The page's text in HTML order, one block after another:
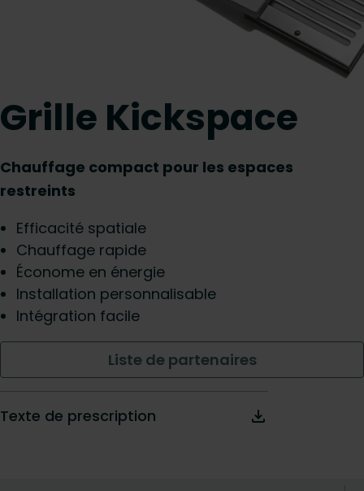
Grille Kickspace
Chauffage compact pour les espaces
restreints
Efficacité spatiale
Chauffage rapide
Économe en énergie
Installation personnalisable
Intégration facile
Liste de partenaires
Texte de prescription